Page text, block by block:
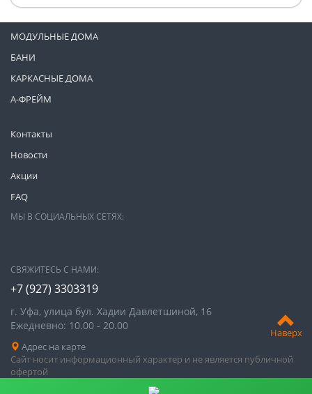
Наверх
Контакты
Новости
Акции
FAQ
МОДУЛЬНЫЕ ДОМА
БАНИ
КАРКАСНЫЕ ДОМА
А-ФРЕЙМ
МЫ В СОЦИАЛЬНЫХ СЕТЯХ:
СВЯЖИТЕСЬ С НАМИ:
+7 (927) 3303319
г. Уфа, улица бул. Хадии Давлетшиной, 16
Ежедневно: 10.00 - 20.00
Адрес на карте
Сайт носит информационный характер и не является публичной
офертой